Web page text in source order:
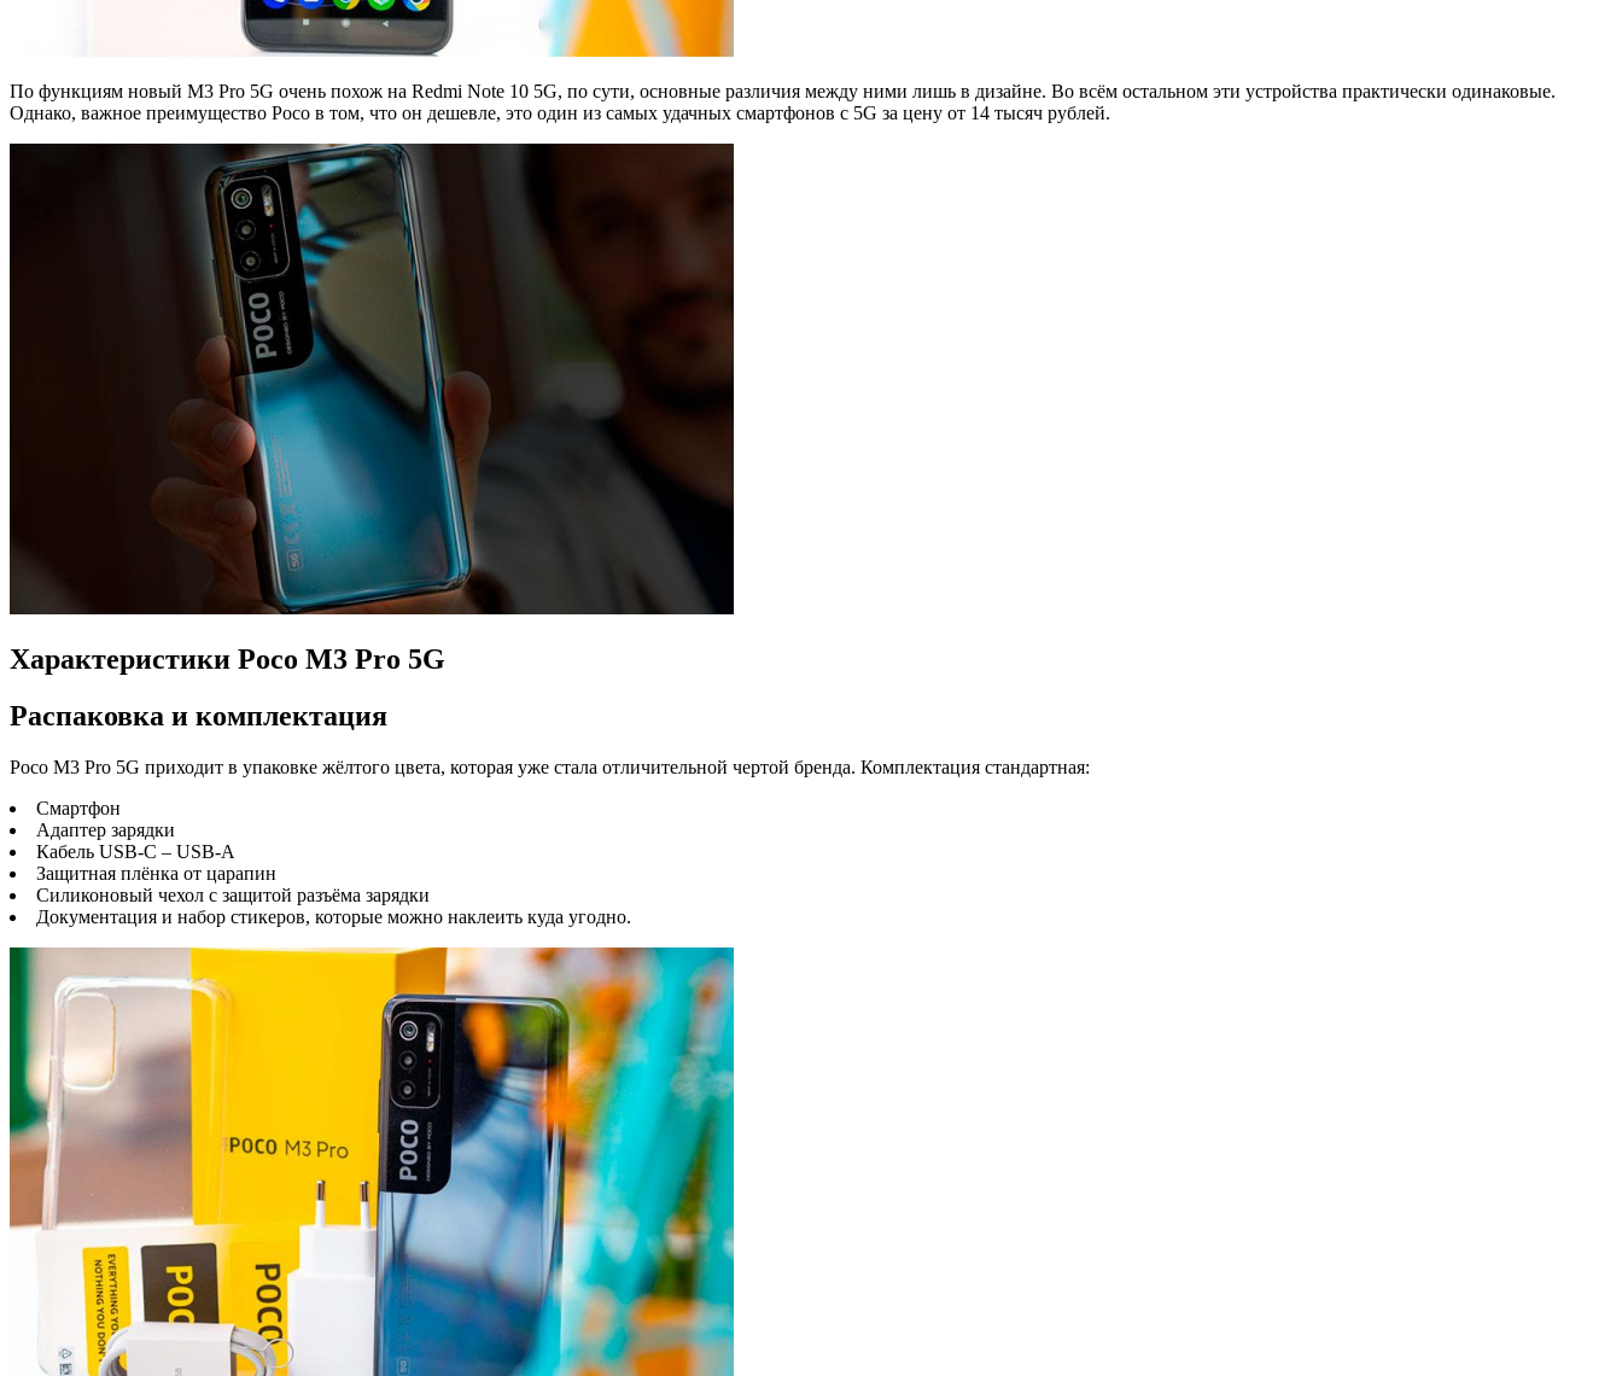
По функциям новый M3 Pro 5G очень похож на Redmi Note 10 5G, по сути, основные различия между ними лишь в дизайне. Во всём остальном эти устройства практически одинаковые.
Однако, важное преимущество Poco в том, что он дешевле, это один из самых удачных смартфонов с 5G за цену от 14 тысяч рублей.
Характеристики Poco M3 Pro 5G
Распаковка и комплектация
Poco M3 Pro 5G приходит в упаковке жёлтого цвета, которая уже стала отличительной чертой бренда. Комплектация стандартная:
Смартфон
Адаптер зарядки
Кабель USB-C – USB-A
Защитная плёнка от царапин
Силиконовый чехол с защитой разъёма зарядки
Документация и набор стикеров, которые можно наклеить куда угодно.